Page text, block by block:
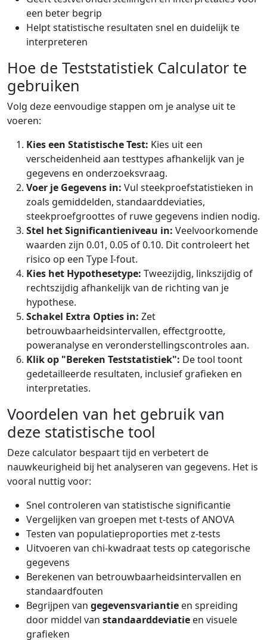
een beter begrip
Helpt statistische resultaten snel en duidelijk te
interpreteren
Hoe de Teststatistiek Calculator te
gebruiken
Volg deze eenvoudige stappen om je analyse uit te
voeren:
Kies een Statistische Test: Kies uit een
verscheidenheid aan testtypes afhankelijk van je
gegevens en onderzoeksvraag.
Voer je Gegevens in: Vul steekproefstatistieken in
zoals gemiddelden, standaarddeviaties,
steekproefgroottes of ruwe gegevens indien nodig.
Stel het Significantieniveau in: Veelvoorkomende
waarden zijn 0.01, 0.05 of 0.10. Dit controleert het
risico op een Type I-fout.
Kies het Hypothesetype: Tweezijdig, linkszijdig of
rechtszijdig afhankelijk van de richting van je
hypothese.
Schakel Extra Opties in: Zet
betrouwbaarheidsintervallen, effectgrootte,
poweranalyse en veronderstellingscontroles aan.
Klik op "Bereken Teststatistiek": De tool toont
gedetailleerde resultaten, inclusief grafieken en
interpretaties.
Voordelen van het gebruik van
deze statistische tool
Deze calculator bespaart tijd en verbetert de
nauwkeurigheid bij het analyseren van gegevens. Het is
vooral nuttig voor:
Snel controleren van statistische significantie
Vergelijken van groepen met t-tests of ANOVA
Testen van populatieproporties met z-tests
Uitvoeren van chi-kwadraat tests op categorische
gegevens
Berekenen van betrouwbaarheidsintervallen en
standaardfouten
Begrijpen van gegevensvariantie en spreiding
door middel van standaarddeviatie en visuele
grafieken